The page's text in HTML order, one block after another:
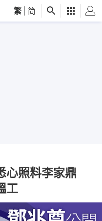
繁 简
心照料李家鼎
工